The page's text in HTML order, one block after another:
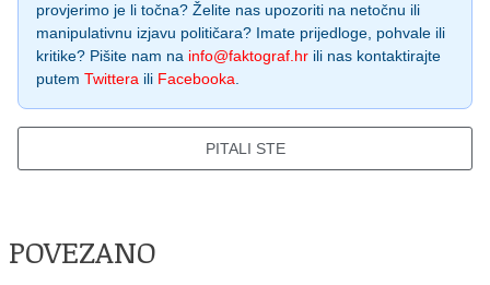
provjerimo je li točna? Želite nas upozoriti na netočnu ili
manipulativnu izjavu političara? Imate prijedloge, pohvale ili
kritike? Pišite nam na info@faktograf.hr ili nas kontaktirajte
putem Twittera ili Facebooka
PITALI STE
POVEZANO